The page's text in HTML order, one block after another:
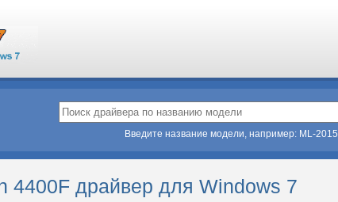
Введите название модели, например: ML-2015
4400F драйвер для Windows 7